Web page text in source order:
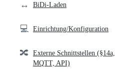
↔️ BiDi-Laden
💻 Einrichtung/Konfiguration
🔀 Externe Schnittstellen (§14a,
MQTT, API)